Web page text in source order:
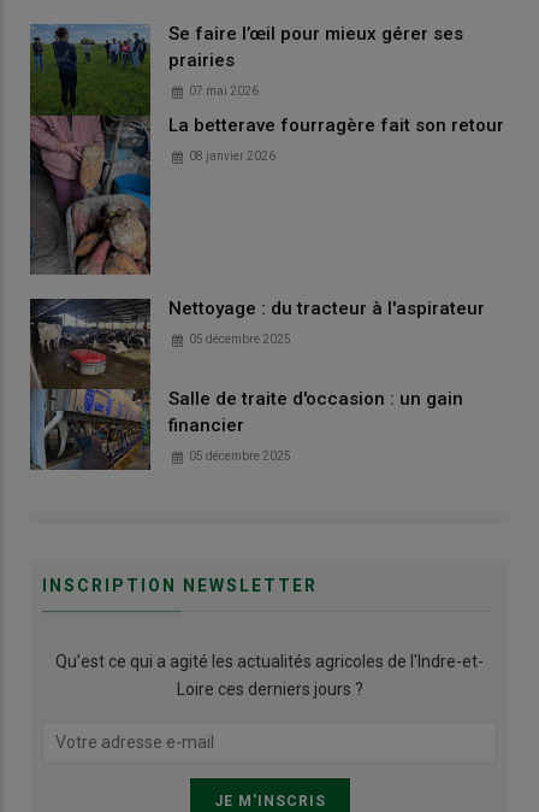
Se faire l’œil pour mieux gérer ses
prairies
07 mai 2026
La betterave fourragère fait son retour
08 janvier 2026
Nettoyage : du tracteur à l'aspirateur
05 décembre 2025
Salle de traite d'occasion : un gain
financier
05 décembre 2025
INSCRIPTION NEWSLETTER
Qu’est ce qui a agité les actualités agricoles de l'Indre-et-
Loire ces derniers jours ?